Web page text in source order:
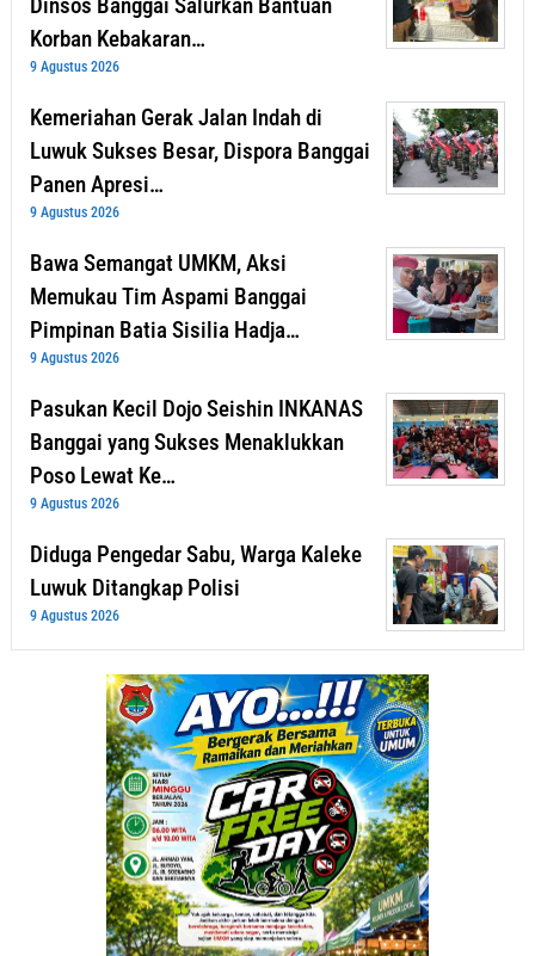
Korban Kebakaran…
9 Agustus 2026
Kemeriahan Gerak Jalan Indah di
Luwuk Sukses Besar, Dispora Banggai
Panen Apresi…
9 Agustus 2026
Bawa Semangat UMKM, Aksi
Memukau Tim Aspami Banggai
Pimpinan Batia Sisilia Hadja…
9 Agustus 2026
Pasukan Kecil Dojo Seishin INKANAS
Banggai yang Sukses Menaklukkan
Poso Lewat Ke…
9 Agustus 2026
Diduga Pengedar Sabu, Warga Kaleke
Luwuk Ditangkap Polisi
9 Agustus 2026